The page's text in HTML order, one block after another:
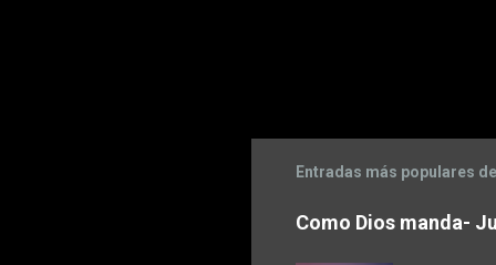
Entradas más populares
Como Dios manda-